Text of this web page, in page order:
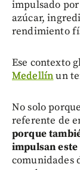
impulsado
azúcar,
rendimiento
Ese contexto
Medellínun
No solo
referente de
porque
impulsan
comunidades